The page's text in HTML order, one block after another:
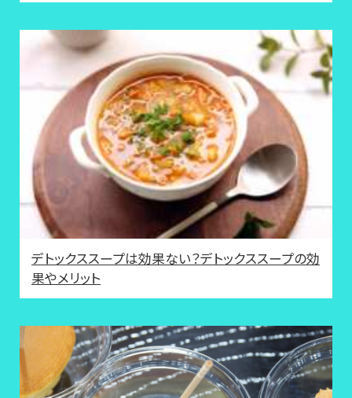
デトックススープは効果ない？デトックススープの効
果やメリット